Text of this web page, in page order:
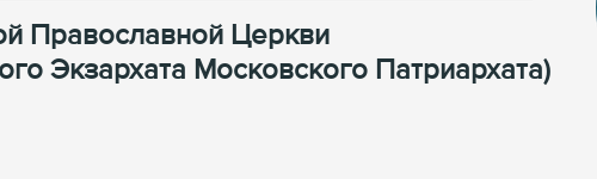
Православной Церкви
Экзархата Московского Патриархата)